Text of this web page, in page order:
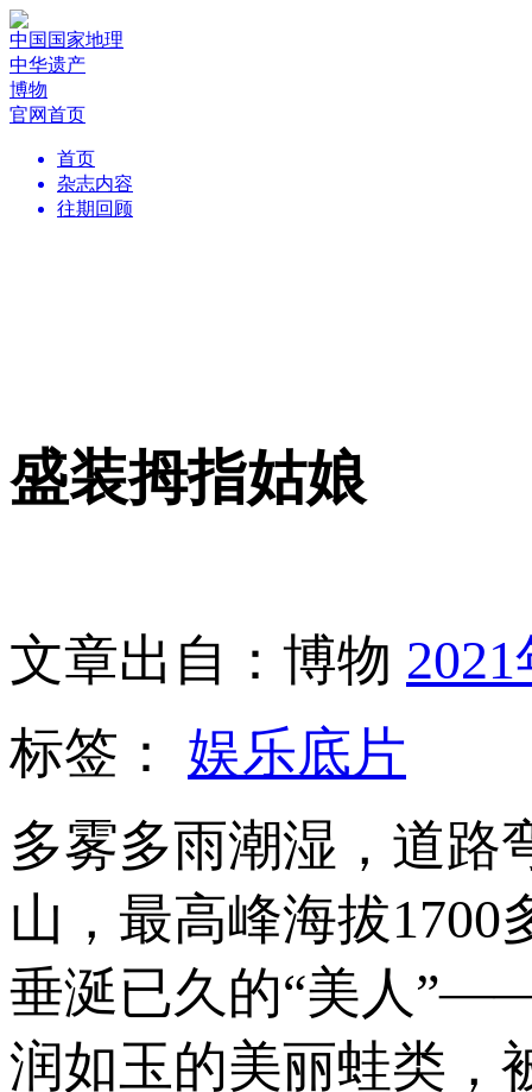
中国国家地理
中华遗产
博物
官网首页
首页
杂志内容
往期回顾
盛装拇指姑娘
文章出自：博物
标签： 娱乐底片
多雾多雨潮湿，道
山，最高峰海拔
垂涎已久的“美人
润如玉的美丽蛙类，